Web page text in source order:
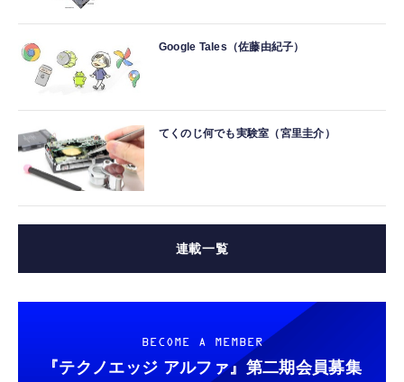
Google Tales（佐藤由紀子）
てくのじ何でも実験室（宮里圭介）
連載一覧
BECOME A MEMBER
『テクノエッジ アルファ』 第二期会員募集